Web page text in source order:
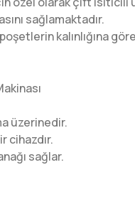
sağlamaktadır.
kalınlığına
üzerinedir.
cihazdır.
sağlar.